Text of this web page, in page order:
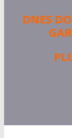
DNES